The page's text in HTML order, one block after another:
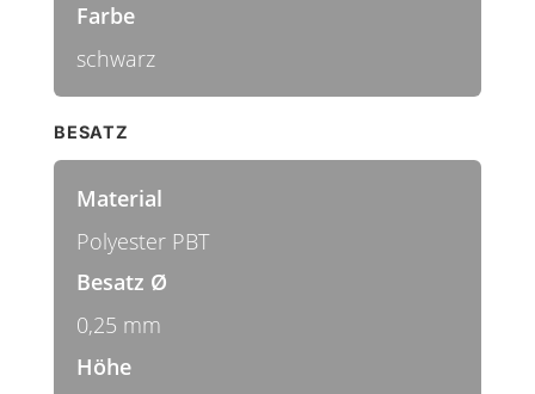
Farbe
schwarz
BESATZ
Material
Polyester PBT
Besatz Ø
0,25 mm
Höhe